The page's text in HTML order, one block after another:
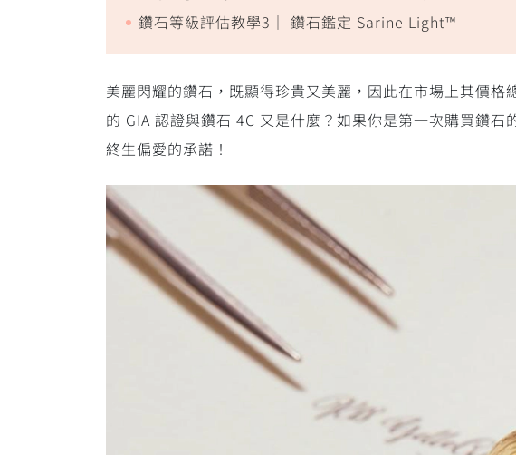
鑽石等級評估教學3｜ 鑽石鑑定 Sarine Light™
美麗閃耀的鑽石，既顯得珍貴又美麗，因此在市場上其價
的 GIA 認證與鑽石 4C 又是什麼？如果你是第一次購買鑽
終生偏愛的承諾！